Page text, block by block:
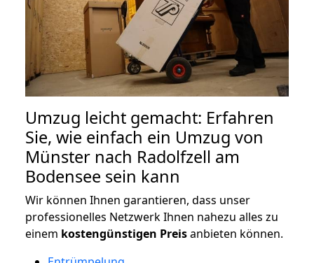
Umzug leicht gemacht: Erfahren
Sie, wie einfach ein Umzug von
Münster nach Radolfzell am
Bodensee sein kann
Wir können Ihnen garantieren, dass unser
professionelles Netzwerk Ihnen nahezu alles zu
einem kostengünstigen Preisanbieten können.